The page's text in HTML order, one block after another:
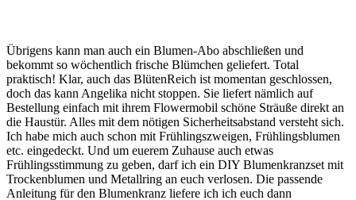
Übrigens kann man auch ein Blumen-Abo abschließen und
bekommt so wöchentlich frische Blümchen geliefert. Total
praktisch! Klar, auch das BlütenReich ist momentan geschlossen,
doch das kann Angelika nicht stoppen. Sie liefert nämlich auf
Bestellung einfach mit ihrem Flowermobil schöne Sträuße direkt an
die Haustür. Alles mit dem nötigen Sicherheitsabstand versteht sich.
Ich habe mich auch schon mit Frühlingszweigen, Frühlingsblumen
etc. eingedeckt. Und um euerem Zuhause auch etwas
Frühlingsstimmung zu geben, darf ich ein DIY Blumenkranzset mit
Trockenblumen und Metallring an euch verlosen. Die passende
Anleitung für den Blumenkranz liefere ich ich euch dann